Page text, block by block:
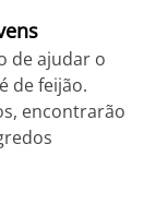
de ajudar o
de feijão.
encontrarão